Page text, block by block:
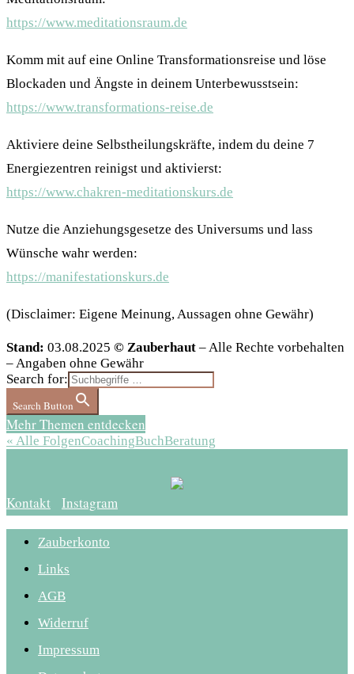
https://www.meditationsraum.de
Komm mit auf eine Online Transformationsreise und löse
Blockaden und Ängste in deinem Unterbewusstsein:
https://www.transformations-reise.de
Aktiviere deine Selbstheilungskräfte, indem du deine 7
Energiezentren reinigst und aktivierst:
https://www.chakren-meditationskurs.de
Nutze die Anziehungsgesetze des Universums und lass
Wünsche wahr werden:
https://manifestationskurs.de
(Disclaimer: Eigene Meinung, Aussagen ohne Gewähr)
Stand: 03.08.2025 © Zauberhaut – Alle Rechte vorbehalten
– Angaben ohne Gewähr
Search for:
Search Button
Mehr Themen entdecken
« Alle FolgenCoachingBuchBeratung
Kontakt Instagram
Zauberkonto
Links
AGB
Widerruf
Impressum